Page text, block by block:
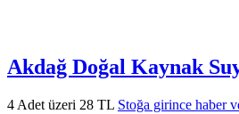
Akdağ Doğal Kaynak
4 Adet üzeri 28 TL Stoğa girince haber